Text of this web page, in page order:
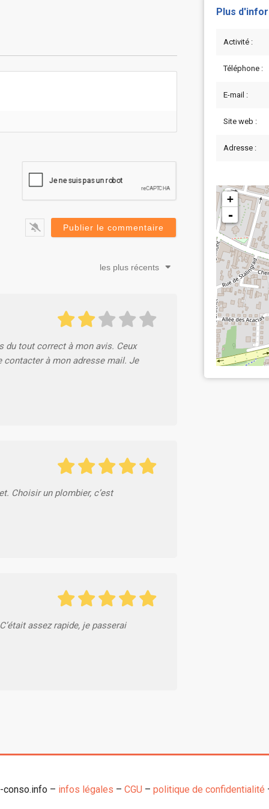
les plus récents
du tout correct à mon avis. Ceux
contacter à mon adresse mail. Je
Choisir un plombier, c’est
assez rapide, je passerai
Plus
Activité :
Téléphone :
E-mail :
Site web :
Adresse :
+
-
– infos légales – CGU – politique de confidentialité